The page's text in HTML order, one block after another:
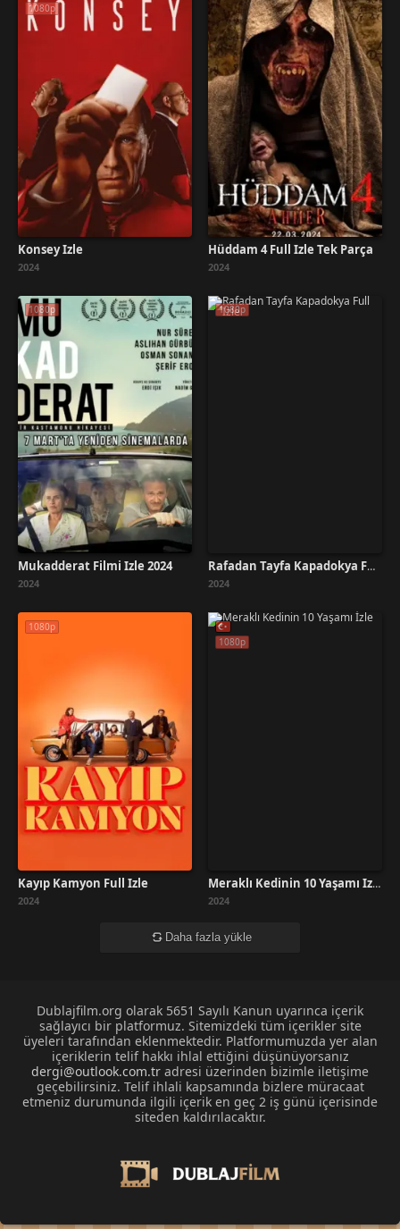
1080p
Konsey İzle
2024
Hüddam 4 Full İzle Tek Parça
2024
1080p
Mukadderat Filmi İzle 2024
2024
1080p
Rafadan Tayfa Kapadokya Full İzle
2024
1080p
Kayıp Kamyon Full İzle
2024
1080p
Meraklı Kedinin 10 Yaşamı İzle
2024
Daha fazla yükle
Dublajfilm.org olarak 5651 Sayılı Kanun uyarınca içerik
sağlayıcı bir platformuz. Sitemizdeki tüm içerikler site
üyeleri tarafından eklenmektedir. Platformumuzda yer alan
içeriklerin telif hakkı ihlal ettiğini düşünüyorsanız
dergi@outlook.com.tr adresi üzerinden bizimle iletişime
geçebilirsiniz. Telif ihlali kapsamında bizlere müracaat
etmeniz durumunda ilgili içerik en geç 2 iş günü içerisinde
siteden kaldırılacaktır.